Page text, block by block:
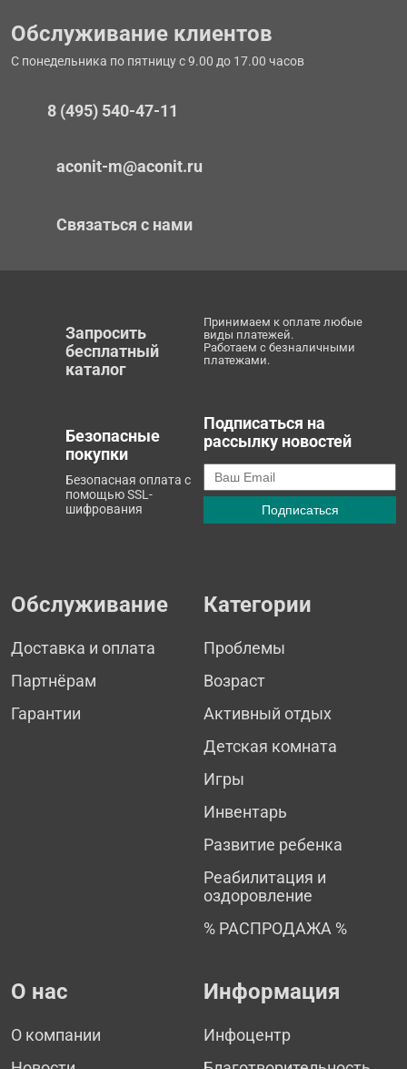
Обслуживание клиентов
С понедельника по пятницу с 9.00 до 17.00 часов
8 (495) 540-47-11
aconit-m@aconit.ru
Связаться с нами
Запросить
бесплатный
каталог
Принимаем к оплате любые
виды платежей.
Работаем с безналичными
платежами.
Безопасные
покупки
Безопасная оплата с
помощью SSL-
шифрования
Подписаться на
рассылку новостей
Обслуживание
Доставка и оплата
Партнёрам
Гарантии
Категории
Проблемы
Возраст
Активный отдых
Детская комната
Игры
Инвентарь
Развитие ребенка
Реабилитация и
оздоровление
% РАСПРОДАЖА %
О нас
О компании
Информация
Инфоцентр